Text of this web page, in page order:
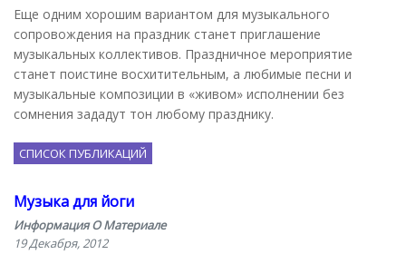
Еще одним хорошим вариантом для музыкального
сопровождения на праздник станет приглашение
музыкальных коллективов. Праздничное мероприятие
станет поистине восхитительным, а любимые песни и
музыкальные композиции в «живом» исполнении без
сомнения зададут тон любому празднику.
СПИСОК ПУБЛИКАЦИЙ
Музыка для йоги
Информация О Материале
19 Декабря, 2012